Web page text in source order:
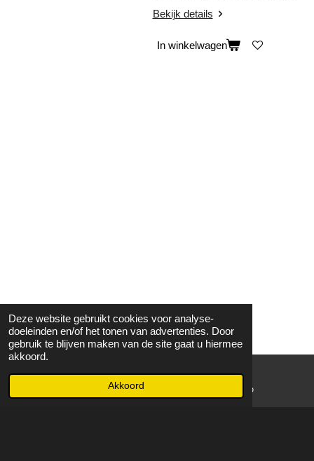
Deze website gebruikt cookies voor analyse-
doeleinden en/of het tonen van advertenties. Door
gebruik te blijven maken van de site gaat u hiermee
akkoord.
Akkoord
Bekijk details
In winkelwagen
WhatsApp